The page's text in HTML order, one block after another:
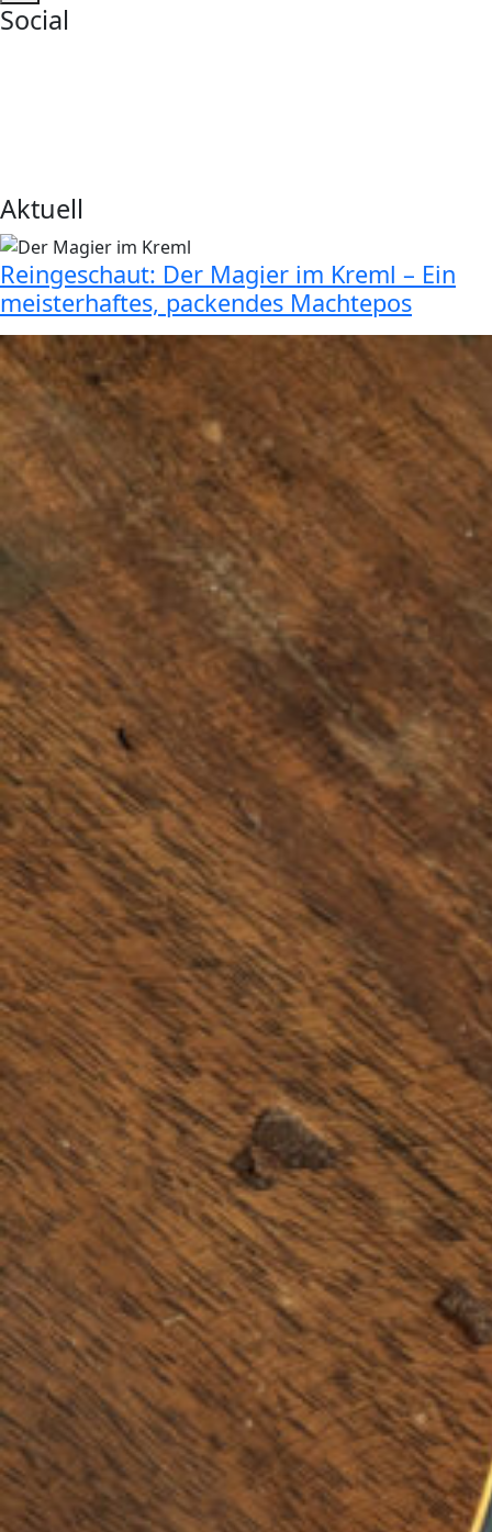
Social
Aktuell
Reingeschaut: Der Magier im Kreml – Ein
meisterhaftes, packendes Machtepos